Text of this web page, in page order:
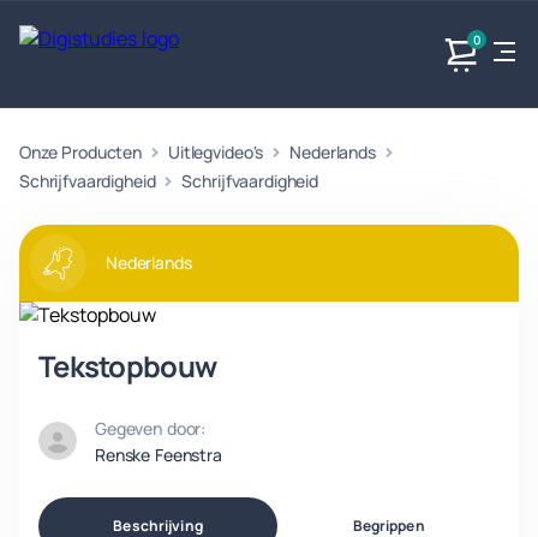
0
Exacte
vakken
Geen
vakken.
Taalvakken
Geen
vakken.
Maatschappijvakken
Geen vakken.
Onze Producten Uitlegvideo's
Nederlands
Schrijfvaardigheid
Schrijfvaardigheid
Nederlands
Tekstopbouw
Gegeven door:
Renske Feenstra
Beschrijving Begrippen